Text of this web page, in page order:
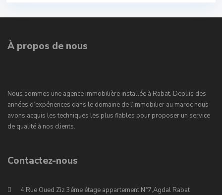
À propos de nous
Nous sommes une agence immobilière installée à Rabat. Depuis des
années d’expériences dans le domaine de l’immobilier au maroc nous
avons acquis les techniques les plus fiables pour proposer un service
de qualité à nos clients.
Contactez-nous
4,Rue Oued Ziz 3éme étage appartement N°7,Agdal Rabat